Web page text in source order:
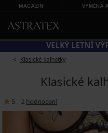
MAGAZÍN VÝMĚNA
VELKÝ LETNÍ
Klasické kalhotky
Klasické
5 2 hodnocení